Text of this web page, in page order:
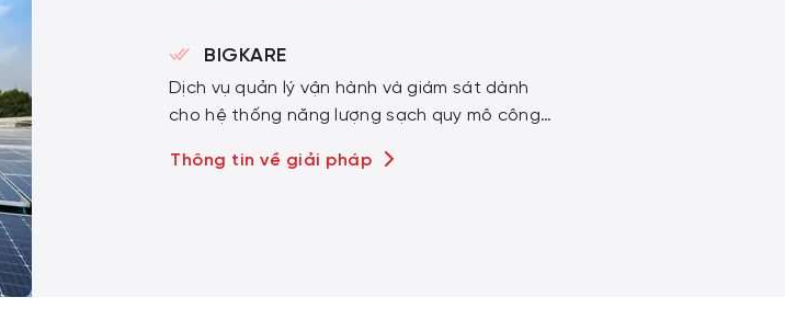
BIGKARE
Dịch vụ quản lý vận hành và giám sát dành
cho hệ thống năng lượng sạch quy mô công
Thông tin về giải pháp